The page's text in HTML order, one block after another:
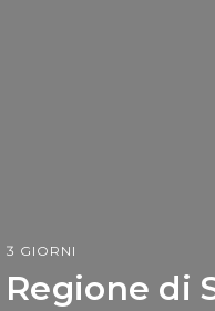
3 GIORNI
Regione di